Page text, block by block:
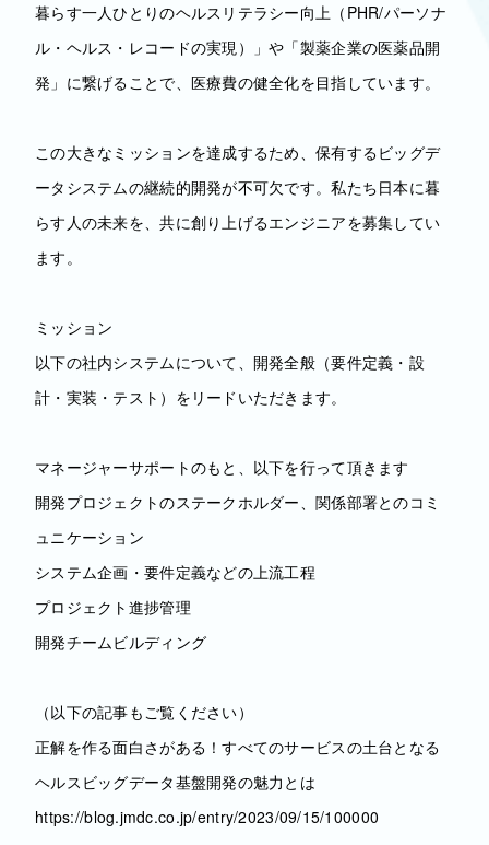
暮らす一人ひとりのヘルスリテラシー向上（PHR/パーソナ
ル・ヘルス・レコードの実現）」や「製薬企業の医薬品開
発」に繋げることで、医療費の健全化を目指しています。
この大きなミッションを達成するため、保有するビッグデ
ータシステムの継続的開発が不可欠です。私たち日本に暮
らす人の未来を、共に創り上げるエンジニアを募集してい
ます。
ミッション
以下の社内システムについて、開発全般（要件定義・設
計・実装・テスト）をリードいただきます。
マネージャーサポートのもと、以下を行って頂きます
開発プロジェクトのステークホルダー、関係部署とのコミ
ュニケーション
システム企画・要件定義などの上流工程
プロジェクト進捗管理
開発チームビルディング
（以下の記事もご覧ください）
正解を作る面白さがある！すべてのサービスの土台となる
ヘルスビッグデータ基盤開発の魅力とは
https://blog.jmdc.co.jp/entry/2023/09/15/100000